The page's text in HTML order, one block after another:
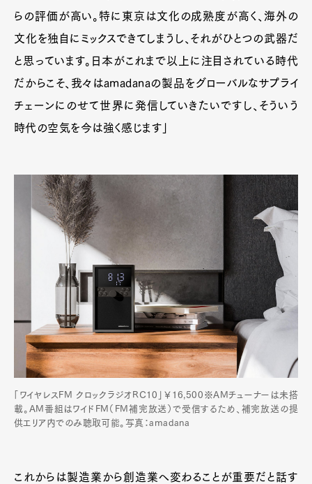
らの評価が高い。特に東京は文化の成熟度が高く、海外の
文化を独自にミックスできてしまうし、それがひとつの武器だ
と思っています。日本がこれまで以上に注目されている時代
だからこそ、我々はamadanaの製品をグローバルなサプライ
チェーンにのせて世界に発信していきたいですし、そういう
時代の空気を今は強く感じます」
「ワイヤレスFM クロックラジオRC10」￥16,500※AMチューナーは未搭
載。AM番組はワイドFM（FM補完放送）で受信するため、補完放送の提
供エリア内でのみ聴取可能。写真：amadana
これからは製造業から創造業へ変わることが重要だと話す